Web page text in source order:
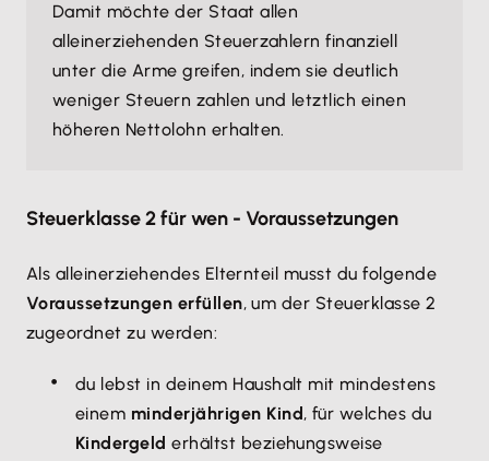
Damit möchte der Staat allen
alleinerziehenden Steuerzahlern finanziell
unter die Arme greifen, indem sie deutlich
weniger Steuern zahlen und letztlich einen
höheren Nettolohn erhalten.
Steuerklasse 2 für wen - Voraussetzungen
Als alleinerziehendes Elternteil musst du folgende
Voraussetzungen erfüllen, um der Steuerklasse 2
zugeordnet zu werden:
du lebst in deinem Haushalt mit mindestens
einem minderjährigen Kind, für welches du
Kindergeld erhältst beziehungsweise